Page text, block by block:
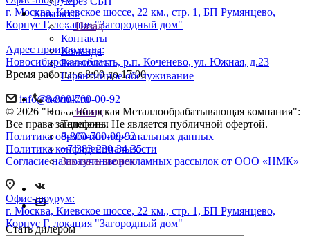
Контакты
Назад
Контакты
Команда
Реквизиты
Гарантийное обслуживание
8-800-700-00-92
Назад
Телефоны
8-800-700-00-92
+7-383-230-34-35
Заказать звонок
Офис-шоурум:
г. Москва, Киевское шоссе, 22 км., стр. 1, БП Румянцево,
Корпус Г, локация "Загородный дом"
г. Москва, Киевское шоссе, 22 км., стр. 1, БП Румянцево,
Корпус Г, локация "Загородный дом"
Адрес производства:
Новосибирская область, р.п. Коченево, ул. Южная, д.23
Время работы: с 8:00 до 17:00
info@novmk.ru
© 2026 "Новосибирская Металлообрабатывающая компания":
Все права защищены. Не является публичной офертой.
Политика обработки персональных данных
Политика конфиденциальности
Согласие на получение рекламных рассылок от ООО «НМК»
Стать дилером